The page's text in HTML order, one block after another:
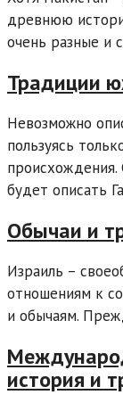
древнюю
очень разные и
Традиции
Невозможно
пользуясь
будет описать
Обычаи и
Израиль –
отношениям к
и обычаям.
история и